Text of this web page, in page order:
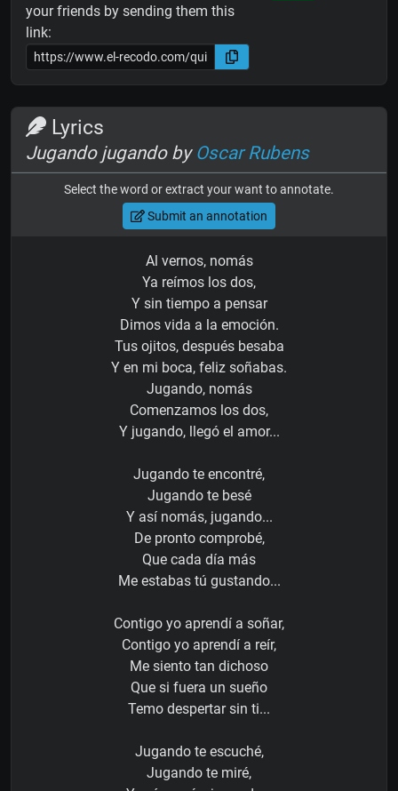
your friends by sending them this
link:
Lyrics
Jugando jugando by Oscar Rubens
Select the word or extract your want to annotate.
Submit an annotation
Al vernos, nomás
Ya reímos los dos,
Y sin tiempo a pensar
Dimos vida a la emoción.
Tus ojitos, después besaba
Y en mi boca, feliz soñabas.
Jugando, nomás
Comenzamos los dos,
Y jugando, llegó el amor...
Jugando te encontré,
Jugando te besé
Y así nomás, jugando...
De pronto comprobé,
Que cada día más
Me estabas tú gustando...
Contigo yo aprendí a soñar,
Contigo yo aprendí a reír,
Me siento tan dichoso
Que si fuera un sueño
Temo despertar sin ti...
Jugando te escuché,
Jugando te miré,